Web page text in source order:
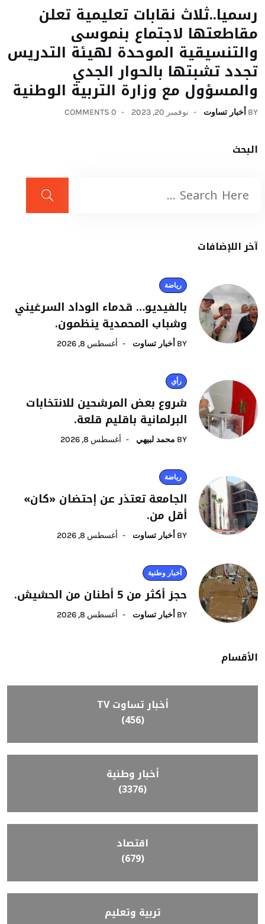
رسميا..ثلاث نقابات تعليمية تعلن
مقاطعتها لاجتماع بنموسى
والتنسيقية الموحدة لهيئة التدريس
تجدد تشبتها بالحوار الجدي
والمسؤول مع وزارة التربية الوطنية
BY أخبار تساوت نوفمبر 20, 2023 0 COMMENTS
البحث
آخر اللإضافات
رياضة
بالفيديو… قدماء الوداد السرغيني
وشباب المحمدية ينظمون.
BY أخبار تساوت أغسطس 8, 2026
رأي
شروع بعض المرشحين للانتخابات
البرلمانية باقليم قلعة.
BY محمد لبيهي أغسطس 8, 2026
رياضة
الجامعة تعتذر عن إحتضان «كان»
أقل من.
BY أخبار تساوت أغسطس 8, 2026
أخبار وطنية
حجز أكثر من 5 أطنان من الحشيش.
BY أخبار تساوت أغسطس 8, 2026
الأقسام
أخبار تساوت TV
(456)
أخبار وطنية
(3376)
اقتصاد
(679)
تربية وتعليم